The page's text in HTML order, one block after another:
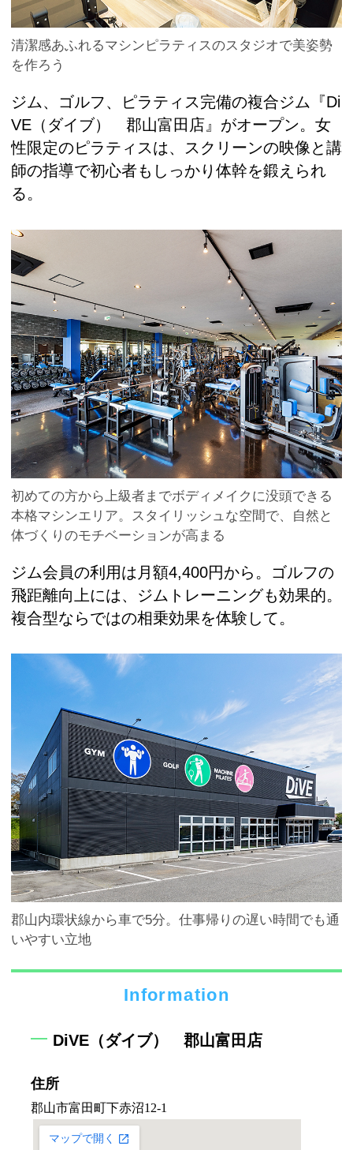
清潔感あふれるマシンピラティスのスタジオで美姿勢
を作ろう
ジム、ゴルフ、ピラティス完備の複合ジム『Di
VE（ダイブ） 郡山富田店』がオープン。女
性限定のピラティスは、スクリーンの映像と講
師の指導で初心者もしっかり体幹を鍛えられ
る。
初めての方から上級者までボディメイクに没頭できる
本格マシンエリア。スタイリッシュな空間で、自然と
体づくりのモチベーションが高まる
ジム会員の利用は月額4,400円から。ゴルフの
飛距離向上には、ジムトレーニングも効果的。
複合型ならではの相乗効果を体験して。
郡山内環状線から車で5分。仕事帰りの遅い時間でも通
いやすい立地
Information
DiVE（ダイブ） 郡山富田店
住所